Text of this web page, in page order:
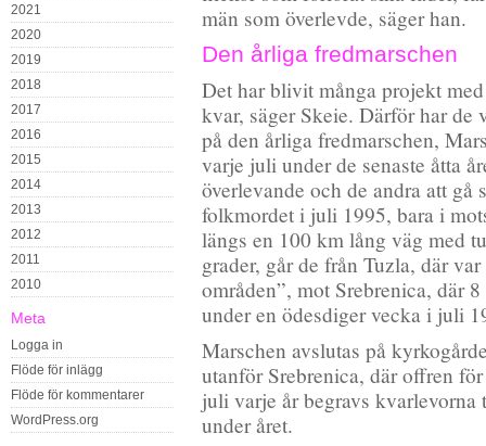
2021
2020
2019
2018
2017
2016
2015
2014
2013
2012
2011
2010
Meta
Logga in
Flöde för inlägg
Flöde för kommentarer
WordPress.org
män som överlevde, säger han.
Den årliga fredmarschen
Det har blivit många projekt
kvar, säger Skeie. Därför har de
på den årliga fredmarschen,
varje juli under de senaste åtta
överlevande och de andra att
folkmordet i juli 1995, bara i
längs en 100 km lång väg med
grader, går de från Tuzla, där
områden”, mot Srebrenica, där
under en ödesdiger vecka i juli
Marschen avslutas på
utanför Srebrenica, där offren
juli varje år begravs
under året.